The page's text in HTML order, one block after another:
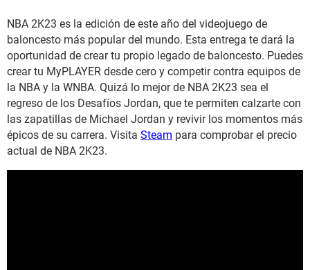
NBA 2K23 es la edición de este año del videojuego de
baloncesto más popular del mundo. Esta entrega te dará la
oportunidad de crear tu propio legado de baloncesto. Puedes
crear tu MyPLAYER desde cero y competir contra equipos de
la NBA y la WNBA. Quizá lo mejor de NBA 2K23 sea el
regreso de los Desafíos Jordan, que te permiten calzarte con
las zapatillas de Michael Jordan y revivir los momentos más
épicos de su carrera. Visita Steam para comprobar el precio
actual de NBA 2K23.